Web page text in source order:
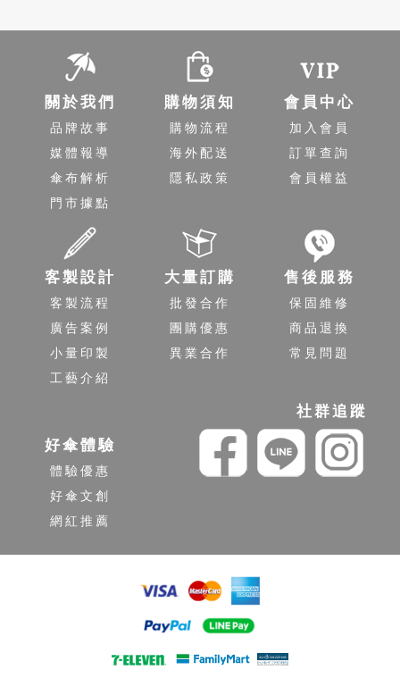
關於我們
品牌故事
媒體報導
傘布解析
門市據點
購物須知
購物流程
海外配送
隱私政策
會員中心
加入會員
訂單查詢
會員權益
客製設計
客製流程
廣告案例
小量印製
工藝介紹
大量訂購
批發合作
團購優惠
異業合作
售後服務
保固維修
商品退換
常見問題
好傘體驗
體驗優惠
好傘文創
網紅推薦
社群追蹤